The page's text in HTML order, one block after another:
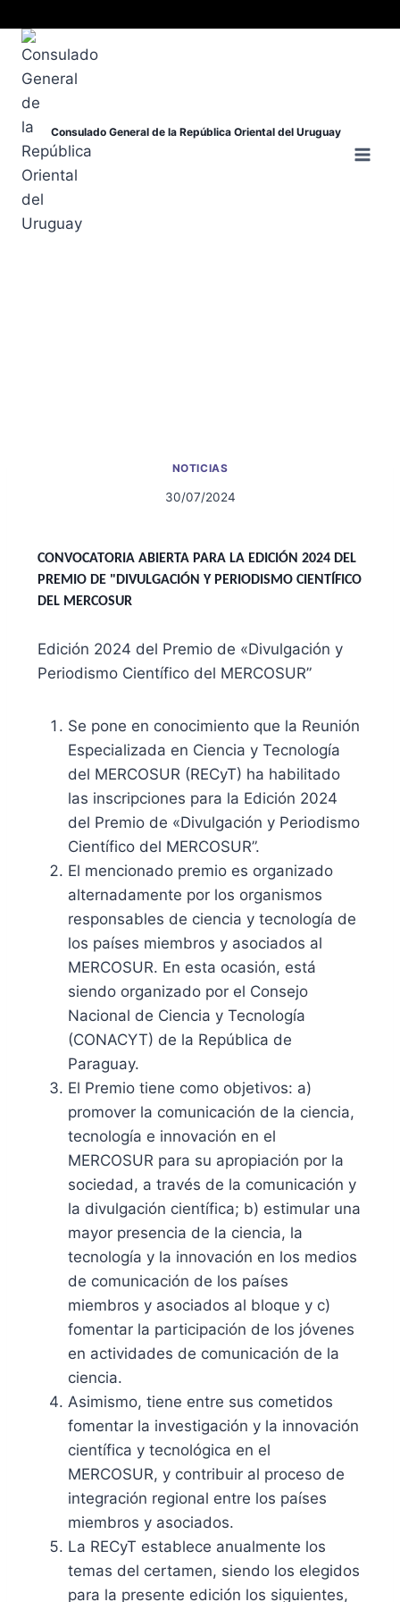
Consulado General de la República Oriental del Uruguay
NOTICIAS
30/07/2024
CONVOCATORIA ABIERTA PARA LA EDICIÓN 2024 DEL
PREMIO DE "DIVULGACIÓN Y PERIODISMO CIENTÍFICO
DEL MERCOSUR
Edición 2024 del Premio de «Divulgación y
Periodismo Científico del MERCOSUR”
Se pone en conocimiento que la Reunión
Especializada en Ciencia y Tecnología
del MERCOSUR (RECyT) ha habilitado
las inscripciones para la Edición 2024
del Premio de «Divulgación y Periodismo
Científico del MERCOSUR”.
El mencionado premio es organizado
alternadamente por los organismos
responsables de ciencia y tecnología de
los países miembros y asociados al
MERCOSUR. En esta ocasión, está
siendo organizado por el Consejo
Nacional de Ciencia y Tecnología
(CONACYT) de la República de
Paraguay.
El Premio tiene como objetivos: a)
promover la comunicación de la ciencia,
tecnología e innovación en el
MERCOSUR para su apropiación por la
sociedad, a través de la comunicación y
la divulgación científica; b) estimular una
mayor presencia de la ciencia, la
tecnología y la innovación en los medios
de comunicación de los países
miembros y asociados al bloque y c)
fomentar la participación de los jóvenes
en actividades de comunicación de la
ciencia.
Asimismo, tiene entre sus cometidos
fomentar la investigación y la innovación
científica y tecnológica en el
MERCOSUR, y contribuir al proceso de
integración regional entre los países
miembros y asociados.
La RECyT establece anualmente los
temas del certamen, siendo los elegidos
para la presente edición los siguientes,